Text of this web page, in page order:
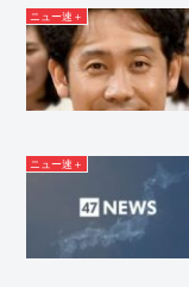
ニュー速＋
ニュー速＋